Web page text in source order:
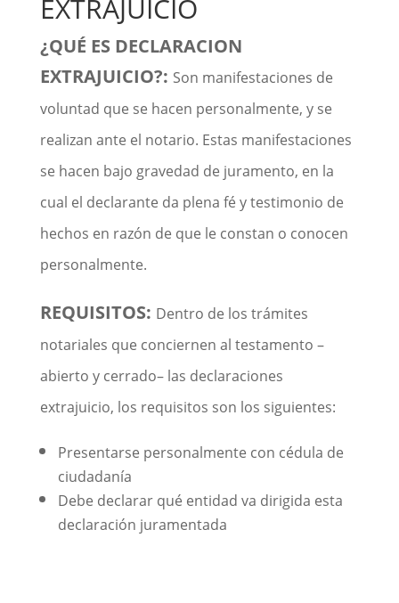
EXTRAJUICIO
¿QUÉ ES DECLARACION
EXTRAJUICIO?: Son manifestaciones de
voluntad que se hacen personalmente, y se
realizan ante el notario. Estas manifestaciones
se hacen bajo gravedad de juramento, en la
cual el declarante da plena fé y testimonio de
hechos en razón de que le constan o conocen
personalmente.
REQUISITOS: Dentro de los trámites
notariales que conciernen al testamento –
abierto y cerrado– las declaraciones
extrajuicio, los requisitos son los siguientes:
Presentarse personalmente con cédula de
ciudadanía
Debe declarar qué entidad va dirigida esta
declaración juramentada